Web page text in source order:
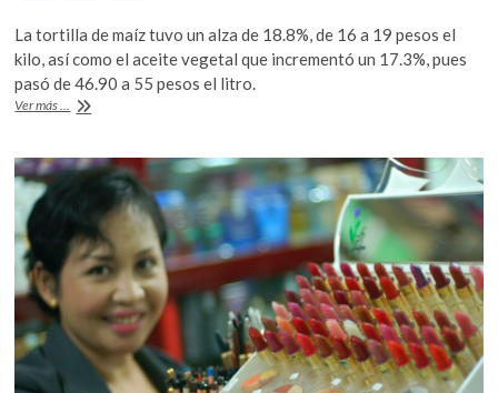
ac
e
b
o
o
k
itt
er
h
at
s
p
p
La tortilla de maíz tuvo un alza de 18.8%, de 16 a 19 pesos el
kilo, así como el aceite vegetal que incrementó un 17.3%, pues
pasó de 46.90 a 55 pesos el litro.
Ver más ... Vitamina
las
2
y
pesos